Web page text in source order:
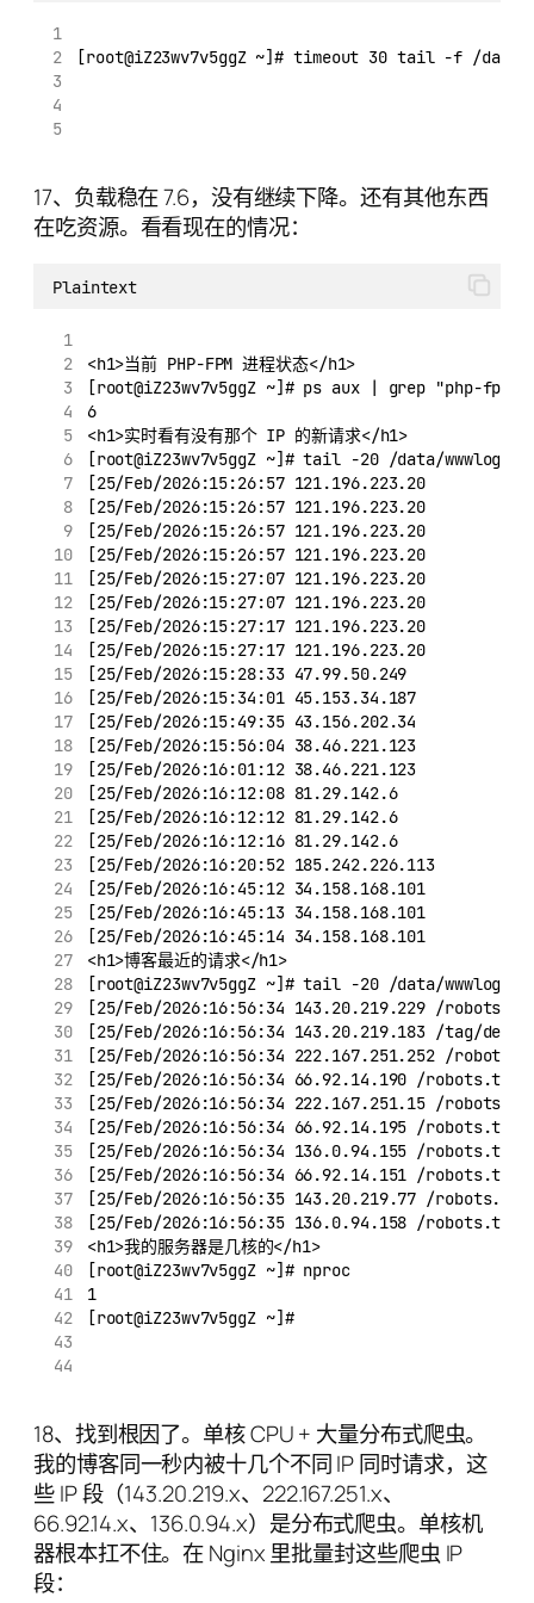
[root@iZ23wv7v5ggZ ~]# timeout 30 tail -f /data/
17、负载稳在 7.6，没有继续下降。还有其他东西
在吃资源。看看现在的情况：
Plaintext
<h1>当前 PHP-FPM 进程状态</h1>
[root@iZ23wv7v5ggZ ~]# ps aux | grep "php-
6
<h1>实时看有没有那个 IP 的新请求</h1>
[root@iZ23wv7v5ggZ ~]# tail -20 /data/
[25/Feb/2026:15:26:57 121.196.223.20
[25/Feb/2026:15:26:57 121.196.223.20
[25/Feb/2026:15:26:57 121.196.223.20
[25/Feb/2026:15:26:57 121.196.223.20
[25/Feb/2026:15:27:07 121.196.223.20
[25/Feb/2026:15:27:07 121.196.223.20
[25/Feb/2026:15:27:17 121.196.223.20
[25/Feb/2026:15:27:17 121.196.223.20
[25/Feb/2026:15:28:33 47.99.50.249
[25/Feb/2026:15:34:01 45.153.34.187
[25/Feb/2026:15:49:35 43.156.202.34
[25/Feb/2026:15:56:04 38.46.221.123
[25/Feb/2026:16:01:12 38.46.221.123
[25/Feb/2026:16:12:08 81.29.142.6
[25/Feb/2026:16:12:12 81.29.142.6
[25/Feb/2026:16:12:16 81.29.142.6
[25/Feb/2026:16:20:52 185.242.226.113
[25/Feb/2026:16:45:12 34.158.168.101
[25/Feb/2026:16:45:13 34.158.168.101
[25/Feb/2026:16:45:14 34.158.168.101
<h1>博客最近的请求</h1>
[root@iZ23wv7v5ggZ ~]# tail -20 /data/
[25/Feb/2026:16:56:34 143.20.219.229 /
[25/Feb/2026:16:56:34 143.20.219.183 /tag/
[25/Feb/2026:16:56:34 222.167.251.252 /
[25/Feb/2026:16:56:34 66.92.14.190 /robots.txt
[25/Feb/2026:16:56:34 222.167.251.15 /
[25/Feb/2026:16:56:34 66.92.14.195 /robots.txt
[25/Feb/2026:16:56:34 136.0.94.155 /robots.txt
[25/Feb/2026:16:56:34 66.92.14.151 /robots.txt
[25/Feb/2026:16:56:35 143.20.219.77 /robots.txt
[25/Feb/2026:16:56:35 136.0.94.158 /robots.txt
<h1>我的服务器是几核的</h1>
[root@iZ23wv7v5ggZ ~]# nproc
1
[root@iZ23wv7v5ggZ ~]#
18、找到根因了。单核 CPU + 大量分布式爬虫。
我的博客同一秒内被十几个不同 IP 同时请求，这
些 IP 段（143.20.219.x、222.167.251.x、
66.92.14.x、136.0.94.x）是分布式爬虫。单核机
器根本扛不住。在 Nginx 里批量封这些爬虫 IP
段：